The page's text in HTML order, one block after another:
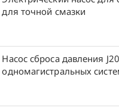
для точной смазки
Насос сброса давления
одномагистральных